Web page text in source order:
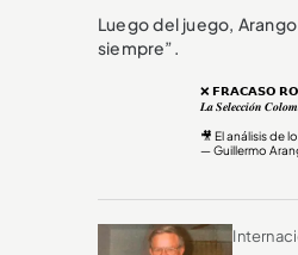
Luego del juego,
siempre”.
❌ 𝗙𝗥𝗔𝗖𝗔𝗦𝗢
𝑳𝒂 𝑺𝒆𝒍𝒆𝒄𝒄𝒊𝒐́𝒏
🎥 El análisis de
— Guillermo